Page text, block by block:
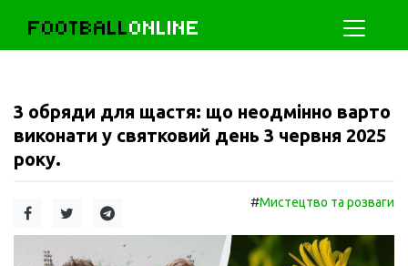
FOOTBALLONLINE
3 обряди для щастя: що неодмінно варто
виконати у святковий день 3 червня 2025
року.
#Мистецтво та розваги